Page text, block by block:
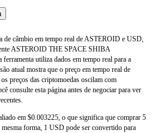
de câmbio em tempo real de ASTEROID e USD,
ASTEROID THE SPACE SHIBA
utiliza dados em tempo real para a
atual mostra que o preço em tempo real de
preços das criptomoedas oscilam com
consulte esta página antes de negociar para ver
em $0.003225, o que significa que comprar 5
forma, 1 USD pode ser convertido para